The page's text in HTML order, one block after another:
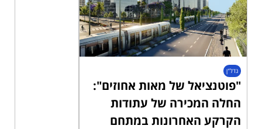
נדל"ן
"פוטנציאל של מאות אחוזים":
החלה המכירה של עתודות
הקרקע האחרונות במתחם